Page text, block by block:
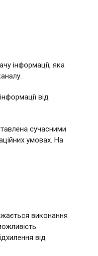
інформації, яка
від
сучасними
умовах. На
виконання
від